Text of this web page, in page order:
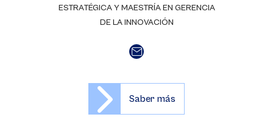
ESTRATÉGICA Y MAESTRÍA EN GERENCIA
DE LA INNOVACIÓN
Saber más